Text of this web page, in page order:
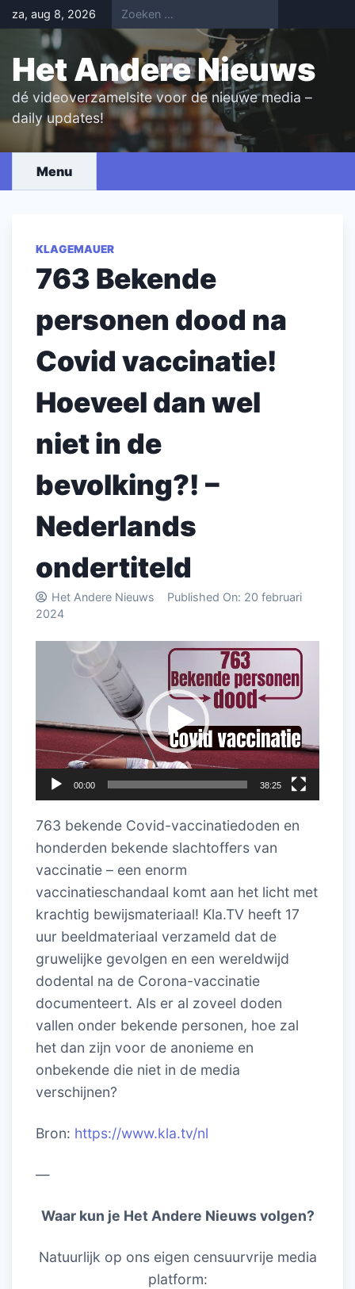
Skip
to
content
za, aug 8, 2026
Het Andere Nieuws
dé videoverzamelsite voor de nieuwe media –
daily updates!
Menu
KLAGEMAUER
763 Bekende
personen dood na
Covid vaccinatie!
Hoeveel dan wel
niet in de
bevolking?! –
Nederlands
ondertiteld
Het Andere Nieuws Published On: 20 februari
2024
Videospeler
00:00 38:25
763 bekende Covid-vaccinatiedoden en
honderden bekende slachtoffers van
vaccinatie – een enorm
vaccinatieschandaal komt aan het licht met
krachtig bewijsmateriaal! Kla.TV heeft 17
uur beeldmateriaal verzameld dat de
gruwelijke gevolgen en een wereldwijd
dodental na de Corona-vaccinatie
documenteert. Als er al zoveel doden
vallen onder bekende personen, hoe zal
het dan zijn voor de anonieme en
onbekende die niet in de media
verschijnen?
Bron: https://www.kla.tv/nl
—
Waar kun je Het Andere Nieuws volgen?
Natuurlijk op ons eigen censuurvrije media
platform: